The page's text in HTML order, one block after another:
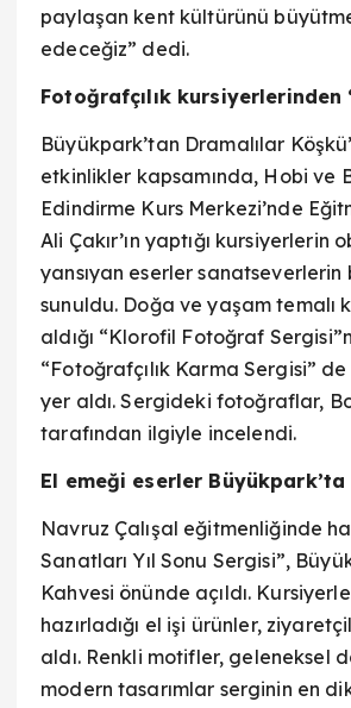
paylaşan kent kültürünü
edeceğiz” dedi.
Fotoğrafçılık kursiyerlerinden
Büyükpark’tan Dramalılar
etkinlikler kapsamında, Hobi ve
Edindirme Kurs Merkezi’nde
Ali Çakır’ın yaptığı kursiyerlerin
yansıyan eserler sanatseverlerin
sunuldu. Doğa ve yaşam temalı
aldığı “Klorofil Fotoğraf
“Fotoğrafçılık Karma Sergisi”
yer aldı. Sergideki fotoğraflar,
tarafından ilgiyle incelendi.
El emeği eserler
Navruz Çalışal eğitmenliğinde
Sanatları Yıl Sonu Sergisi”,
Kahvesi önünde açıldı.
hazırladığı el işi ürünler,
aldı. Renkli motifler, geleneksel
modern tasarımlar serginin en